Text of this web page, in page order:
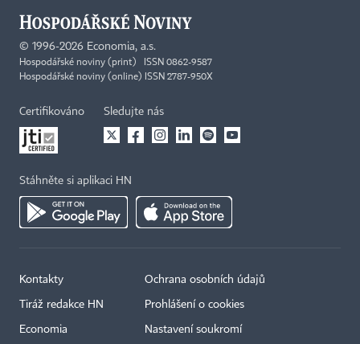
© 1996-2026 Economia, a.s.
Hospodářské noviny (print) ISSN 0862-9587
Hospodářské noviny (online) ISSN 2787-950X
Certifikováno Sledujte nás
Stáhněte si aplikaci HN
Kontakty
Tiráž redakce HN
Economia
Ochrana osobních údajů
Prohlášení o cookies
Nastavení soukromí